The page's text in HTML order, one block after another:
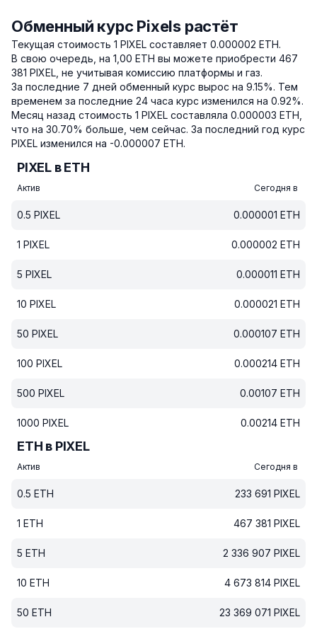
Обменный курс Pixels растёт
Текущая стоимость 1 PIXEL составляет 0.000002 ETH.
В свою очередь, на 1,00 ETH вы можете приобрести 467
381 PIXEL, не учитывая комиссию платформы и газ.
За последние 7 дней обменный курс вырос на 9.15%. Тем
временем за последние 24 часа курс изменился на 0.92%.
Месяц назад стоимость 1 PIXEL составляла 0.000003 ETH,
что на 30.70% больше, чем сейчас. За последний год курс
PIXEL изменился на -0.000007 ETH.
PIXEL в ETH
Актив Сегодня в
0.5 PIXEL 0.000001 ETH
1 PIXEL 0.000002 ETH
5 PIXEL 0.000011 ETH
10 PIXEL 0.000021 ETH
50 PIXEL 0.000107 ETH
100 PIXEL 0.000214 ETH
500 PIXEL 0.00107 ETH
1000 PIXEL 0.00214 ETH
ETH в PIXEL
Актив Сегодня в
0.5 ETH 233 691 PIXEL
1 ETH 467 381 PIXEL
5 ETH 2 336 907 PIXEL
10 ETH 4 673 814 PIXEL
50 ETH 23 369 071 PIXEL